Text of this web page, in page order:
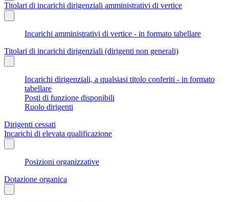
Titolari di incarichi dirigenziali amministrativi di vertice
Incarichi amministrativi di vertice - in formato tabellare
Titolari di incarichi dirigenziali (dirigenti non generali)
Incarichi dirigenziali, a qualsiasi titolo conferiti - in formato
tabellare
Posti di funzione disponibili
Ruolo dirigenti
Dirigenti cessati
Incarichi di elevata qualificazione
Posizioni organizzative
Dotazione organica